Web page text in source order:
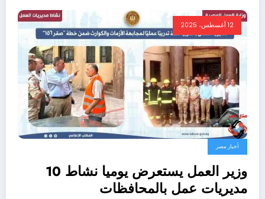
12 أغسطس، 2025
أخبار مصر
وزير العمل يستعرض يوميا نشاط 10
مديريات عمل بالمحافظات